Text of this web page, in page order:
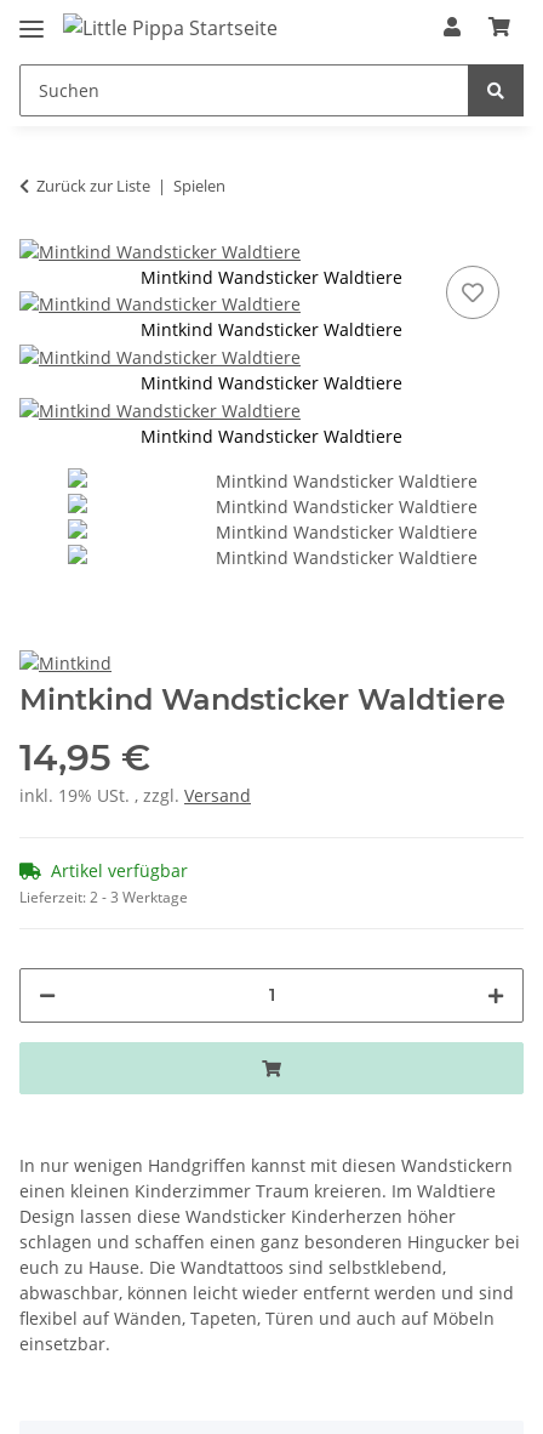
Zum Hauptinhalt springen
springen
Zurück zur Liste Spielen
Mintkind Wandsticker Waldtiere
Mintkind Wandsticker Waldtiere
Mintkind Wandsticker Waldtiere
Mintkind Wandsticker Waldtiere
Mintkind Wandsticker Waldtiere
14,95 €
inkl. 19% USt. , zzgl. Versand
Artikel verfügbar
Lieferzeit:2 - 3 Werktage
In nur wenigen Handgriffen kannst mit diesen Wandstickern
einen kleinen Kinderzimmer Traum kreieren. Im Waldtiere
Design lassen diese Wandsticker Kinderherzen höher
schlagen und schaffen einen ganz besonderen Hingucker bei
euch zu Hause. Die Wandtattoos sind selbstklebend,
abwaschbar, können leicht wieder entfernt werden und sind
flexibel auf Wänden, Tapeten, Türen und auch auf Möbeln
einsetzbar.